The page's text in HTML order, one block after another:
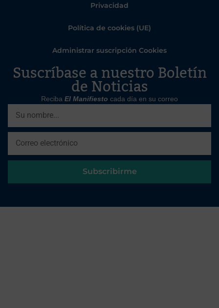
Privacidad
Política de cookies (UE)
Administrar suscripción Cookies
Suscríbase a nuestro Boletín
de Noticias
Reciba El Manifiesto cada día en su correo
Subscribirme